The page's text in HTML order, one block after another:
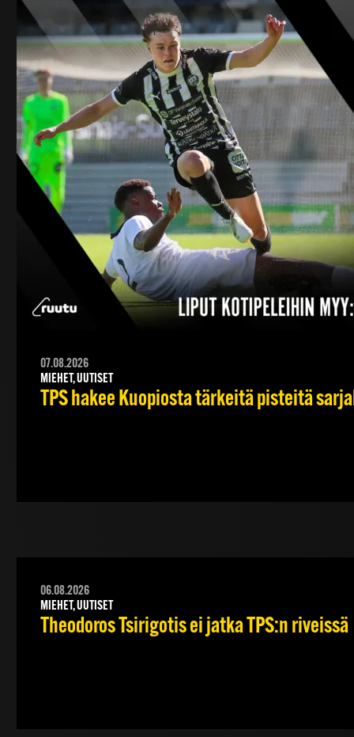
07.08.2026
MIEHET, UUTISET
TPS hakee Kuopiosta tärkeitä pisteitä
06.08.2026
MIEHET, UUTISET
Theodoros Tsirigotis ei jatka TPS:n riveissä